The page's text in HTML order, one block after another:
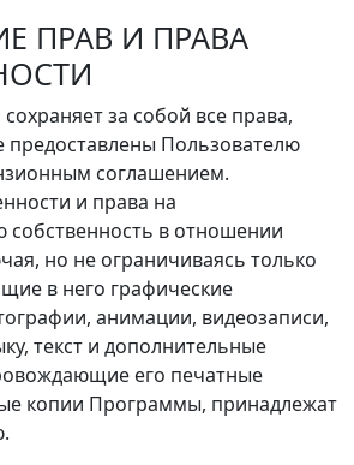
ПРАВ И ПРАВА
за собой все права,
предоставлены Пользователю
соглашением.
и права на
собственность в отношении
но не ограничиваясь только
в него графические
анимации, видеозаписи,
текст и дополнительные
его печатные
копии Программы, принадлежат